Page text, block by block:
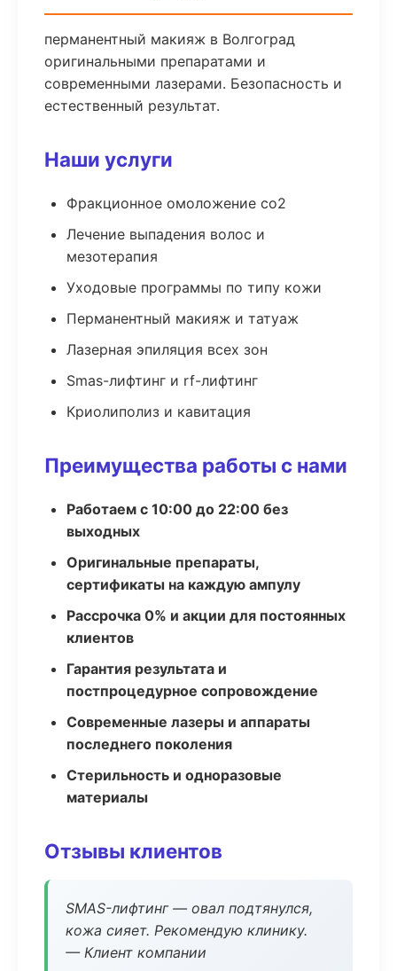
перманентный макияж в Волгоград
оригинальными препаратами и
современными лазерами. Безопасность и
естественный результат.
Наши услуги
Фракционное омоложение co2
Лечение выпадения волос и
мезотерапия
Уходовые программы по типу кожи
Перманентный макияж и татуаж
Лазерная эпиляция всех зон
Smas-лифтинг и rf-лифтинг
Криолиполиз и кавитация
Преимущества работы с нами
Работаем с 10:00 до 22:00 без
выходных
Оригинальные препараты,
сертификаты на каждую ампулу
Рассрочка 0% и акции для постоянных
клиентов
Гарантия результата и
постпроцедурное сопровождение
Современные лазеры и аппараты
последнего поколения
Стерильность и одноразовые
материалы
Отзывы клиентов
SMAS-лифтинг — овал подтянулся,
кожа сияет. Рекомендую клинику.
— Клиент компании